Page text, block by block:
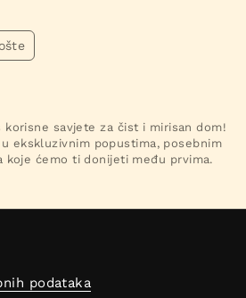
savjete za čist i mirisan dom!
ekskluzivnim popustima, posebnim
koje ćemo ti donijeti među prvima.
podataka